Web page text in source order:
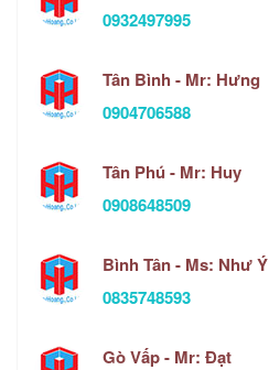
0932497995
Tân Bình - Mr: Hưng
0904706588
Tân Phú - Mr: Huy
0908648509
Bình Tân - Ms: Như Ý
0835748593
Gò Vấp - Mr: Đạt